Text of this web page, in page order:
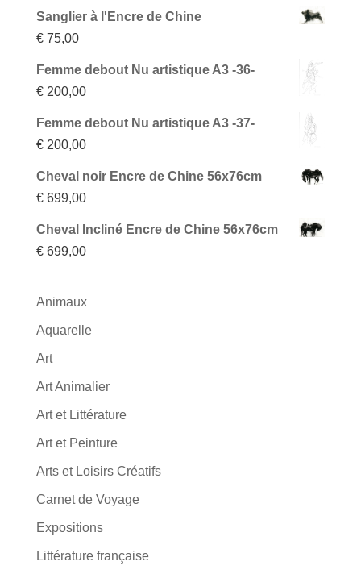
Sanglier à l'Encre de Chine
€75,00
Femme debout Nu artistique A3 -36-
€200,00
Femme debout Nu artistique A3 -37-
€200,00
Cheval noir Encre de Chine 56x76cm
€699,00
Cheval Incliné Encre de Chine 56x76cm
€699,00
Animaux
Aquarelle
Art
Art Animalier
Art et Littérature
Art et Peinture
Arts et Loisirs Créatifs
Carnet de Voyage
Expositions
Littérature française